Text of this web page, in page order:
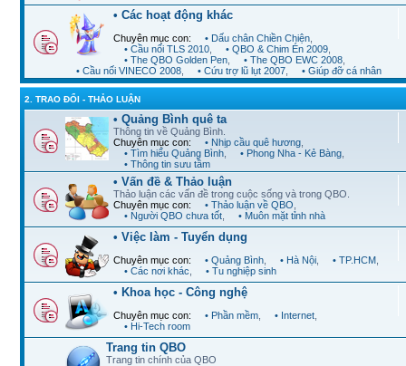
• Các hoạt động khác
Chuyên mục con: • Dấu chân Chiền Chiện
• Cầu nối TLS 2010
• QBO & Chim Én 2009
• The QBO Golden Pen
• The QBO EWC 2008
• Cầu nối VINECO 2008
• Cứu trợ lũ lụt 2007 • Giúp đỡ cá nhân
2. TRAO ĐỔI - THẢO LUẬN
• Quảng Bình quê ta
Thông tin về Quảng Bình.
Chuyên mục con:
• Nhịp cầu quê hương
• Tìm hiểu Quảng Bình
• Phong Nha - Kẻ Bàng
• Thông tin sưu tầm
• Vấn đề & Thảo luận
Thảo luận các vấn đề trong cuộc sống và trong QBO.
Chuyên mục con:
• Thảo luận về QBO
• Người QBO chưa tốt
• Muôn mặt tỉnh nhà
• Việc làm - Tuyển dụng
Chuyên mục con: • Quảng Bình • Hà Nội • TP.HCM
• Các nơi khác
• Tu nghiệp sinh
• Khoa học - Công nghệ
Chuyên mục con: • Phần mềm • Internet
• Hi-Tech room
Trang tin QBO
Trang tin chính của QBO